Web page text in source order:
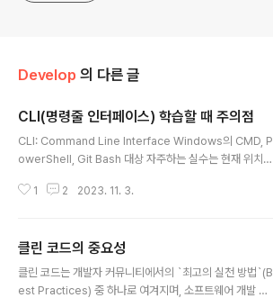
Develop 의 다른 글
CLI(명령줄 인터페이스) 학습할 때 주의점
CLI: Command Line Interface Windows의 CMD, P
owerShell, Git Bash 대상 자주하는 실수는 현재 위치를
막힌다. 주의할 점 현재 경로에 파일이 있는지 확인한다. l
도우) 현재 경로로 탐색기가 열린다. `open .` (맥) 현재 경
로로 Finder가 열린다. 탐색기에서 ctrl + L 하면 주소줄
에 포커스가 간다. 이때 cmd 입력하고 엔터치면 해당 경로
1 2 2023. 11. 3.
클린 코드의 중요성
클린 코드는 개발자 커뮤니티에서의 `최고의 실천 방법`(B
est Practices) 중 하나로 여겨지며, 소프트웨어 개발 과